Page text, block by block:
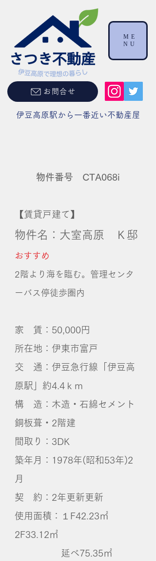
伊豆高原駅から一番近い不動産屋
お問合せ
ME
NU
物件番号 CTA068i
【賃貸戸建て】
物件名：大室高原 Ｋ邸
おすすめ
​2階より海を臨む。管理センタ
ーバス停徒歩圏内
家 賃：50,000円
所在地：伊東市富戸
交 通：伊豆急行線「伊豆高
原駅」約4.4ｋｍ
構 造：木造・石綿セメント
銅板葺・2階建
間取り：3DK
築年月：1978年(昭和53年)2
月
契 約：2年更新更新
使用面積：１F42.23㎡
2F33.12㎡
延べ75.35㎡